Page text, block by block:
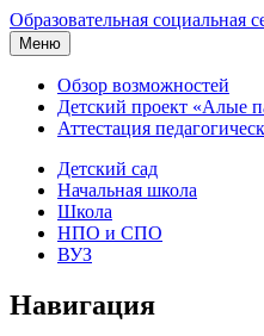
Образовательная социальная
Меню
Обзор возможностей
Детский проект «Алые
Аттестация
Детский сад
Начальная школа
Школа
НПО и СПО
ВУЗ
Навигация